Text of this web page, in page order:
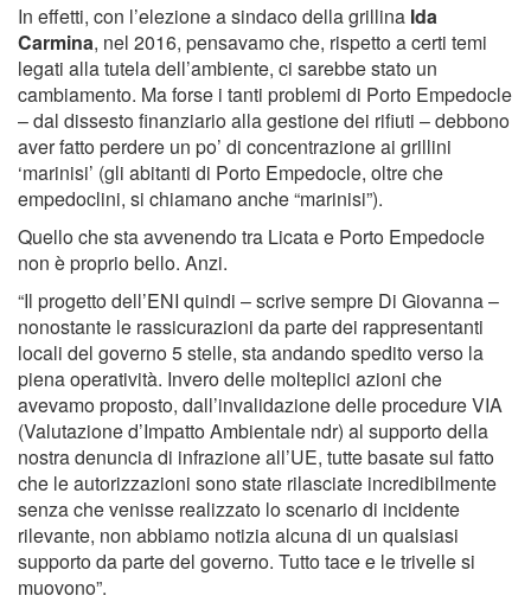
In effetti, con l’elezione a sindaco della grillina Ida
Carmina, nel 2016, pensavamo che, rispetto a certi temi
legati alla tutela dell’ambiente, ci sarebbe stato un
cambiamento. Ma forse i tanti problemi di Porto Empedocle
– dal dissesto finanziario alla gestione dei rifiuti – debbono
aver fatto perdere un po’ di concentrazione ai grillini
‘marinisi’ (gli abitanti di Porto Empedocle, oltre che
empedoclini, si chiamano anche “marinisi”).
Quello che sta avvenendo tra Licata e Porto Empedocle
non è proprio bello. Anzi.
“Il progetto dell’ENI quindi – scrive sempre Di Giovanna –
nonostante le rassicurazioni da parte dei rappresentanti
locali del governo 5 stelle, sta andando spedito verso la
piena operatività. Invero delle molteplici azioni che
avevamo proposto, dall’invalidazione delle procedure VIA
(Valutazione d’Impatto Ambientale ndr) al supporto della
nostra denuncia di infrazione all’UE, tutte basate sul fatto
che le autorizzazioni sono state rilasciate incredibilmente
senza che venisse realizzato lo scenario di incidente
rilevante, non abbiamo notizia alcuna di un qualsiasi
supporto da parte del governo. Tutto tace e le trivelle si
muovono”.